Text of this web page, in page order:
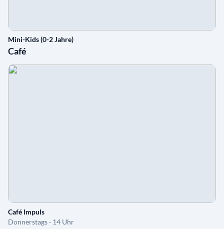
Mini-Kids (0-2 Jahre)
Café
Café Impuls
Donnerstags · 14 Uhr